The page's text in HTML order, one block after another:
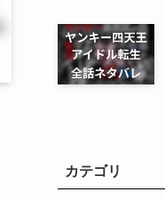
カテゴリ